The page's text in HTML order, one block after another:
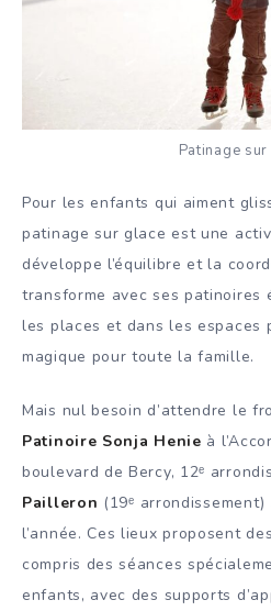
Patinage
Pour les enfants qui aiment
patinage sur glace est une
développe l’équilibre et la
transforme avec ses patinoires
les places et dans les espaces
magique pour toute la famille.
Mais nul besoin d’attendre le
Patinoire Sonja Henie à
boulevard de Bercy, 12ᵉ
Pailleron (19ᵉ
l’année. Ces lieux proposent
compris des séances
enfants, avec des supports